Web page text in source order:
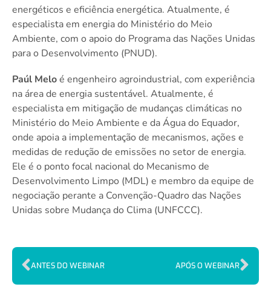
energéticos e eficiência energética. Atualmente, é
especialista em energia do Ministério do Meio
Ambiente, com o apoio do Programa das Nações Unidas
para o Desenvolvimento (PNUD).
Paúl Meloé engenheiro agroindustrial, com experiência
na área de energia sustentável. Atualmente, é
especialista em mitigação de mudanças climáticas no
Ministério do Meio Ambiente e da Água do Equador,
onde apoia a implementação de mecanismos, ações e
medidas de redução de emissões no setor de energia.
Ele é o ponto focal nacional do Mecanismo de
Desenvolvimento Limpo (MDL) e membro da equipe de
negociação perante a Convenção-Quadro das Nações
Unidas sobre Mudança do Clima (UNFCCC).
ANTES DO WEBINAR APÓS O WEBINAR